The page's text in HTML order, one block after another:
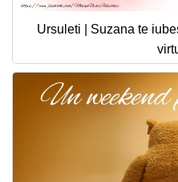
Ursuleti | Suzana te